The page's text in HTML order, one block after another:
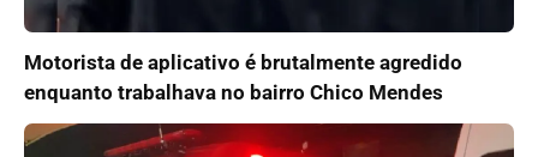
Motorista de aplicativo é brutalmente agredido
enquanto trabalhava no bairro Chico Mendes